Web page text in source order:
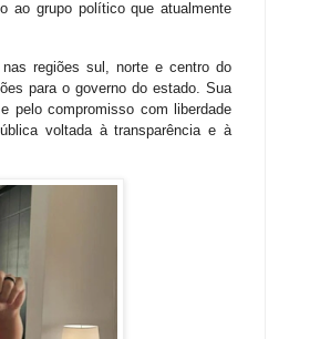
ao grupo político que atualmente
regiões sul, norte e centro do
para o governo do estado. Sua
pelo compromisso com liberdade
voltada à transparência e à